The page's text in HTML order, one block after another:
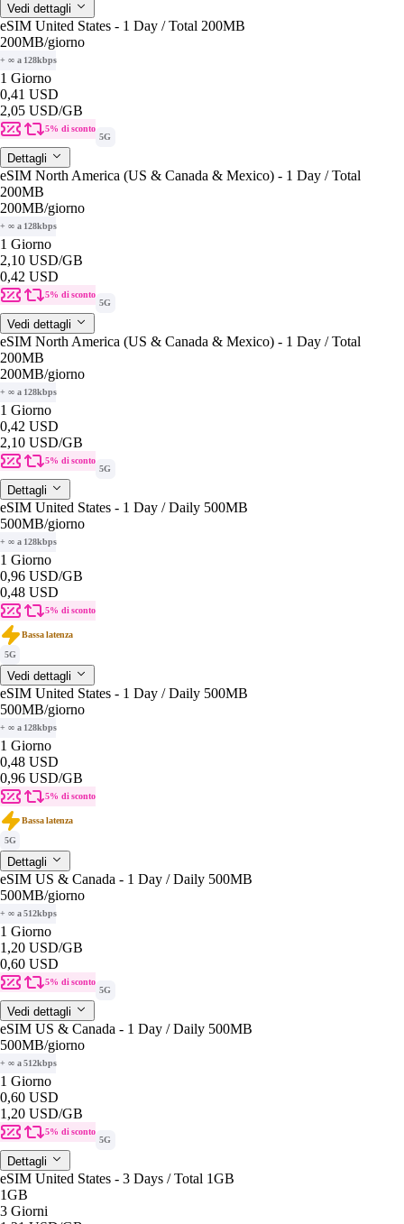
Vedi dettagli
eSIM United States - 1 Day / Total 200MB
200MB/giorno
+ ∞ a 128kbps
1 Giorno
0,41 USD
2,05 USD/GB
5% di sconto
5G
Dettagli
eSIM North America (US & Canada & Mexico) - 1 Day / Total
200MB
200MB/giorno
+ ∞ a 128kbps
1 Giorno
2,10 USD/GB
0,42 USD
5% di sconto
5G
Vedi dettagli
eSIM North America (US & Canada & Mexico) - 1 Day / Total
200MB
200MB/giorno
+ ∞ a 128kbps
1 Giorno
0,42 USD
2,10 USD/GB
5% di sconto
5G
Dettagli
eSIM United States - 1 Day / Daily 500MB
500MB/giorno
+ ∞ a 128kbps
1 Giorno
0,96 USD/GB
0,48 USD
5% di sconto
Bassa latenza
5G
Vedi dettagli
eSIM United States - 1 Day / Daily 500MB
500MB/giorno
+ ∞ a 128kbps
1 Giorno
0,48 USD
0,96 USD/GB
5% di sconto
Bassa latenza
5G
Dettagli
eSIM US & Canada - 1 Day / Daily 500MB
500MB/giorno
+ ∞ a 512kbps
1 Giorno
1,20 USD/GB
0,60 USD
5% di sconto
5G
Vedi dettagli
eSIM US & Canada - 1 Day / Daily 500MB
500MB/giorno
+ ∞ a 512kbps
1 Giorno
0,60 USD
1,20 USD/GB
5% di sconto
5G
Dettagli
eSIM United States - 3 Days / Total 1GB
1GB
3 Giorni